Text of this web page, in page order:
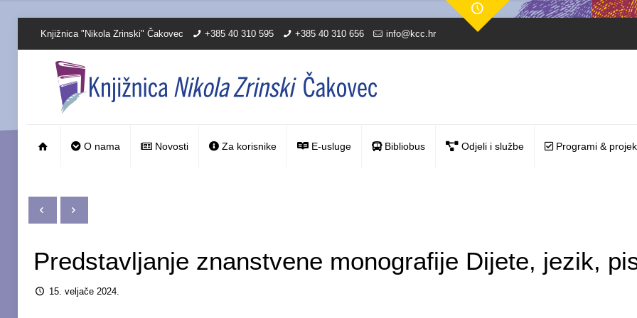
Knjižnica "Nikola Zrinski" Čakovec +385 40 310 595 +385 40 310 656 info@kcc.hr
O nama Novosti Za korisnike E-usluge Bibliobus Odjeli i službe Programi &
Predstavljanje znanstvene monografije Dijete, jezik,
15. veljače 2024.